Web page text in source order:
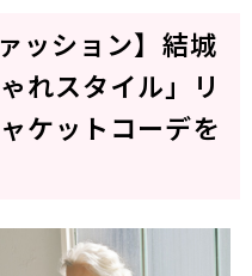
ッション】結城
れスタイル」リ
ケットコーデを